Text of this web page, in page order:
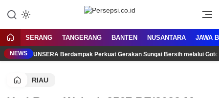
konten
SERANG TANGERANG BANTEN NUSANTARA JAWA
NEWS UNSERA Berdampak Perkuat Gerakan Sungai Bersih melalui
RIAU